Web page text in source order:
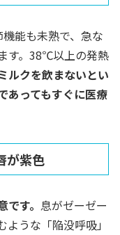
能も未熟で、急な
す。38℃以上の発熱
ルクを飲まないとい
あってもすぐに医療
が紫色
す。 息がゼーゼー
うな「陥没呼吸」